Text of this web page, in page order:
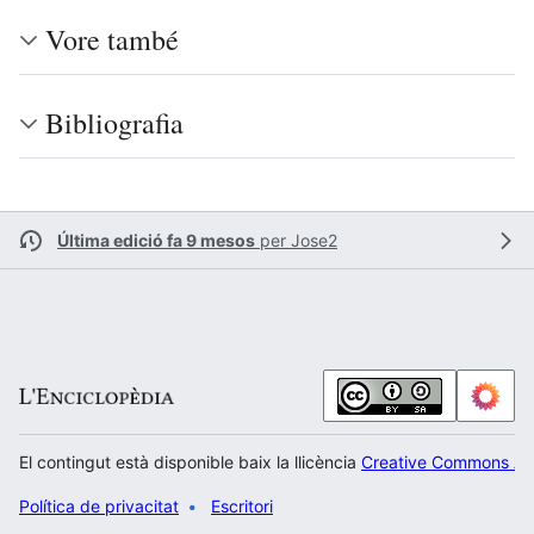
Vore també
Bibliografia
Última edició fa 9 mesos per Jose2
El contingut està disponible baix la llicència Creative Commons
Política de privacitat Escritori